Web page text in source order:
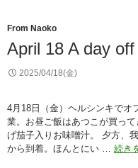
From Naoko
April 18 A day
2025/04/18(金)
4月18日（金）ヘルシンキでオ
業。お昼ご飯はあつこが買っ
げ茄子入りお味噌汁。 夕方、
から到着。ほんとにい … 続き